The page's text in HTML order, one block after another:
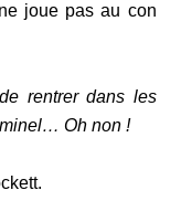
joue pas au con
rentrer dans les
Oh non !